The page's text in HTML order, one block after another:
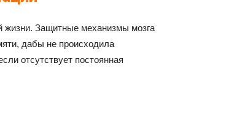
жизни. Защитные механизмы мозга
дабы не происходила
отсутствует постоянная